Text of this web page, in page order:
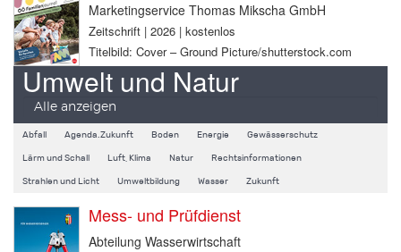
Marketingservice Thomas Mikscha GmbH
Zeitschrift | 2026 | kostenlos
Titelbild: Cover – Ground Picture/shutterstock.com
Umwelt und Natur
Alle anzeigen
Abfall Agenda.Zukunft Boden Energie Gewässerschutz
Lärm und Schall Luft, Klima Natur Rechtsinformationen
Strahlen und Licht Umweltbildung Wasser Zukunft
Mess- und Prüfdienst
Abteilung Wasserwirtschaft